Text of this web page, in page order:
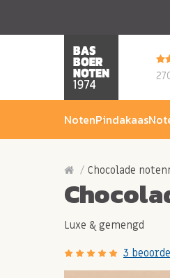
NotenPindakaas
Chocolade
Luxe & gemengd
3